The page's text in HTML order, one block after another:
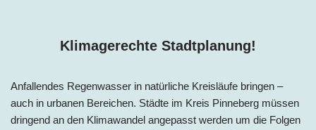
Klimagerechte Stadtplanung!
Anfallendes Regenwasser in natürliche Kreisläufe bringen –
auch in urbanen Bereichen. Städte im Kreis Pinneberg müssen
dringend an den Klimawandel angepasst werden um die Folgen